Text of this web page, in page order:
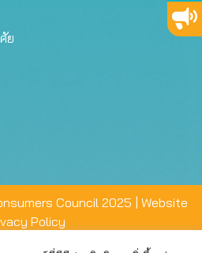
ย
Council 2025 | Website
Policy